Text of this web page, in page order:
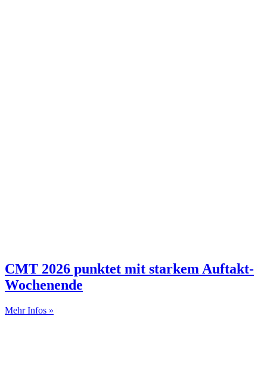
CMT 2026 punktet mit starkem Auftakt-
Wochenende
Mehr Infos »